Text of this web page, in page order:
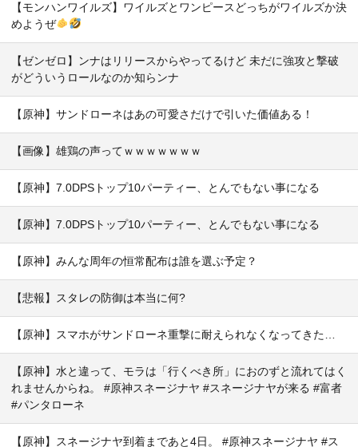
【モンハンワイルズ】ワイルズとワンピースどっちがワイルズか決
めようぜ
【ゼンゼロ】ンナはリリースからやってるけど 未だに強攻と撃破
がどういうロールなのか知らンナ
【原神】サンドローネはあの可愛さだけで引いた価値ある！
【画像】雄鶏の声ってｗｗｗｗｗｗｗ
【原神】7.0DPSトップ10パーティー、とんでもない事になる
【原神】7.0DPSトップ10パーティー、とんでもない事になる
【原神】みんな周年の恒常配布は誰を選ぶ予定？
【悲報】スタレの防御は本当に何?
【原神】スマホがサンドローネ重撃に耐えられなくなってきた…
【原神】水と違って、モラは「行くべき所」におのずと流れてはく
れませんからね。 #原神スネージナヤ #スネージナヤが来る #富者
#パンタローネ
【原神】スネージナヤ到着まであと4日。 #原神スネージナヤ #ス